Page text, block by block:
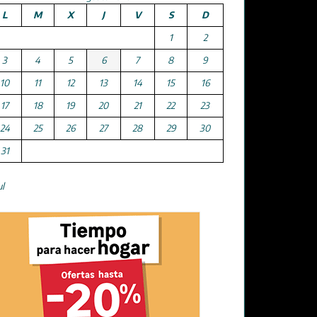
L
M X J V S
D
1
2
3
4 5 6 7 8
9
10
11 12 13 14 15
16
17
18 19 20 21 22
23
24
25 26 27 28 29
30
31